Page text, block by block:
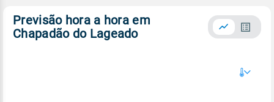
Previsão hora a hora em
Chapadão do Lageado